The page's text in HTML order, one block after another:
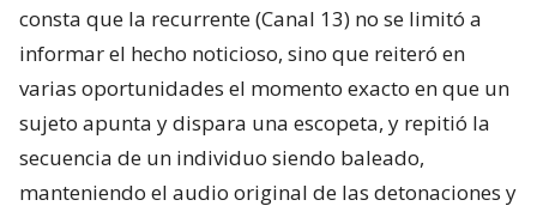
consta que la recurrente (Canal 13) no se limitó a
informar el hecho noticioso, sino que reiteró en
varias oportunidades el momento exacto en que un
sujeto apunta y dispara una escopeta, y repitió la
secuencia de un individuo siendo baleado,
manteniendo el audio original de las detonaciones y